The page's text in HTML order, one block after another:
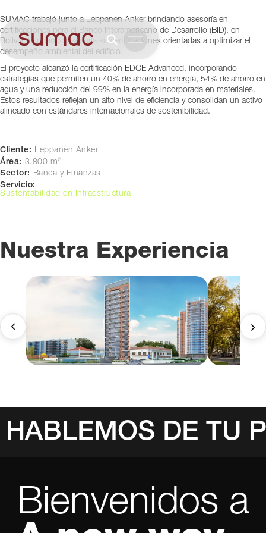
SUMAC trabajó junto a Leppanen Anker brindando asesoría en
certificaciones para el Banco Interamericano de Desarrollo (BID), en
Bolivia, brindando asesoría en certificaciones orientadas a optimizar el
desempeño ambiental del edificio.
El proyecto alcanzó la certificación EDGE Advanced, incorporando
estrategias que permiten un 40% de ahorro en energía, 54% de ahorro en
agua y una reducción del 99% en la energía incorporada en materiales.
Estos resultados reflejan un alto nivel de eficiencia y consolidan un activo
alineado con estándares internacionales de sostenibilidad.
Cliente: Leppanen Anker
Área: 3.800 m²
Sector: Banca y Finanzas
Servicio:
Sustentabilidad en Infraestructura
Nuestra Experiencia
HABLEMOS DE TU
Bienvenidos a